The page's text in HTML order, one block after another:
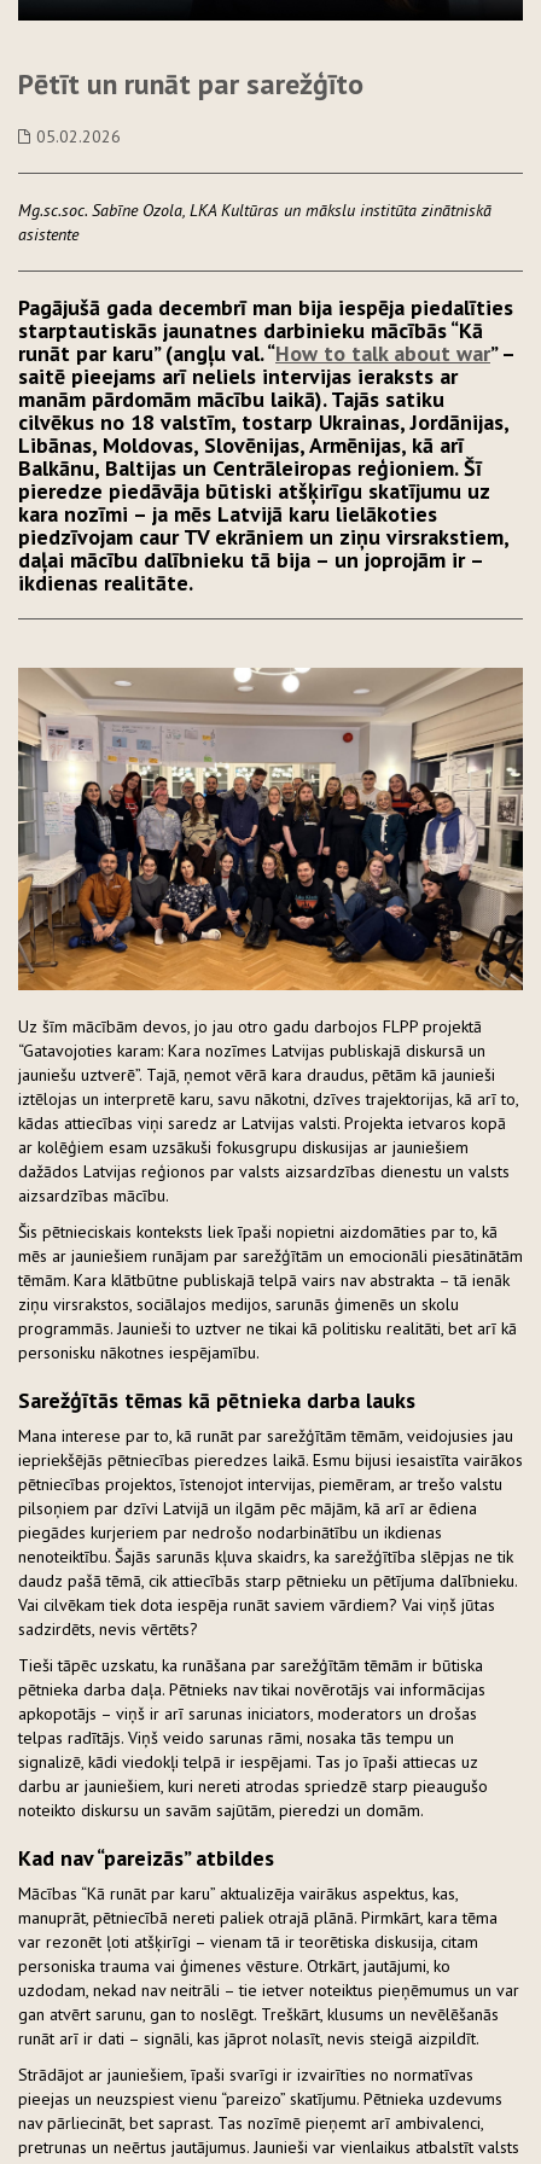
Pētīt un runāt par sarežģīto
05.02.2026
Mg.sc.soc. Sabīne Ozola, LKA Kultūras un mākslu institūta zinātniskā
asistente
Pagājušā gada decembrī man bija iespēja piedalīties
starptautiskās jaunatnes darbinieku mācībās “Kā
runāt par karu” (angļu val. “How to talk about war” –
saitē pieejams arī neliels intervijas ieraksts ar
manām pārdomām mācību laikā). Tajās satiku
cilvēkus no 18 valstīm, tostarp Ukrainas, Jordānijas,
Libānas, Moldovas, Slovēnijas, Armēnijas, kā arī
Balkānu, Baltijas un Centrāleiropas reģioniem. Šī
pieredze piedāvāja būtiski atšķirīgu skatījumu uz
kara nozīmi – ja mēs Latvijā karu lielākoties
piedzīvojam caur TV ekrāniem un ziņu virsrakstiem,
daļai mācību dalībnieku tā bija – un joprojām ir –
ikdienas realitāte.
Uz šīm mācībām devos, jo jau otro gadu darbojos FLPP projektā
“Gatavojoties karam: Kara nozīmes Latvijas publiskajā diskursā un
jauniešu uztverē”. Tajā, ņemot vērā kara draudus, pētām kā jaunieši
iztēlojas un interpretē karu, savu nākotni, dzīves trajektorijas, kā arī to,
kādas attiecības viņi saredz ar Latvijas valsti. Projekta ietvaros kopā
ar kolēģiem esam uzsākuši fokusgrupu diskusijas ar jauniešiem
dažādos Latvijas reģionos par valsts aizsardzības dienestu un valsts
aizsardzības mācību.
Šis pētnieciskais konteksts liek īpaši nopietni aizdomāties par to, kā
mēs ar jauniešiem runājam par sarežģītām un emocionāli piesātinātām
tēmām. Kara klātbūtne publiskajā telpā vairs nav abstrakta – tā ienāk
ziņu virsrakstos, sociālajos medijos, sarunās ģimenēs un skolu
programmās. Jaunieši to uztver ne tikai kā politisku realitāti, bet arī kā
personisku nākotnes iespējamību.
Sarežģītās tēmas kā pētnieka darba lauks
Mana interese par to, kā runāt par sarežģītām tēmām, veidojusies jau
iepriekšējās pētniecības pieredzes laikā. Esmu bijusi iesaistīta vairākos
pētniecības projektos, īstenojot intervijas, piemēram, ar trešo valstu
pilsoņiem par dzīvi Latvijā un ilgām pēc mājām, kā arī ar ēdiena
piegādes kurjeriem par nedrošo nodarbinātību un ikdienas
nenoteiktību. Šajās sarunās kļuva skaidrs, ka sarežģītība slēpjas ne tik
daudz pašā tēmā, cik attiecībās starp pētnieku un pētījuma dalībnieku.
Vai cilvēkam tiek dota iespēja runāt saviem vārdiem? Vai viņš jūtas
sadzirdēts, nevis vērtēts?
Tieši tāpēc uzskatu, ka runāšana par sarežģītām tēmām ir būtiska
pētnieka darba daļa. Pētnieks nav tikai novērotājs vai informācijas
apkopotājs – viņš ir arī sarunas iniciators, moderators un drošas
telpas radītājs. Viņš veido sarunas rāmi, nosaka tās tempu un
signalizē, kādi viedokļi telpā ir iespējami. Tas jo īpaši attiecas uz
darbu ar jauniešiem, kuri nereti atrodas spriedzē starp pieaugušo
noteikto diskursu un savām sajūtām, pieredzi un domām.
Kad nav “pareizās” atbildes
Mācības “Kā runāt par karu” aktualizēja vairākus aspektus, kas,
manuprāt, pētniecībā nereti paliek otrajā plānā. Pirmkārt, kara tēma
var rezonēt ļoti atšķirīgi – vienam tā ir teorētiska diskusija, citam
personiska trauma vai ģimenes vēsture. Otrkārt, jautājumi, ko
uzdodam, nekad nav neitrāli – tie ietver noteiktus pieņēmumus un var
gan atvērt sarunu, gan to noslēgt. Treškārt, klusums un nevēlēšanās
runāt arī ir dati – signāli, kas jāprot nolasīt, nevis steigā aizpildīt.
Strādājot ar jauniešiem, īpaši svarīgi ir izvairīties no normatīvas
pieejas un neuzspiest vienu “pareizo” skatījumu. Pētnieka uzdevums
nav pārliecināt, bet saprast. Tas nozīmē pieņemt arī ambivalenci,
pretrunas un neērtus jautājumus. Jaunieši var vienlaikus atbalstīt valsts